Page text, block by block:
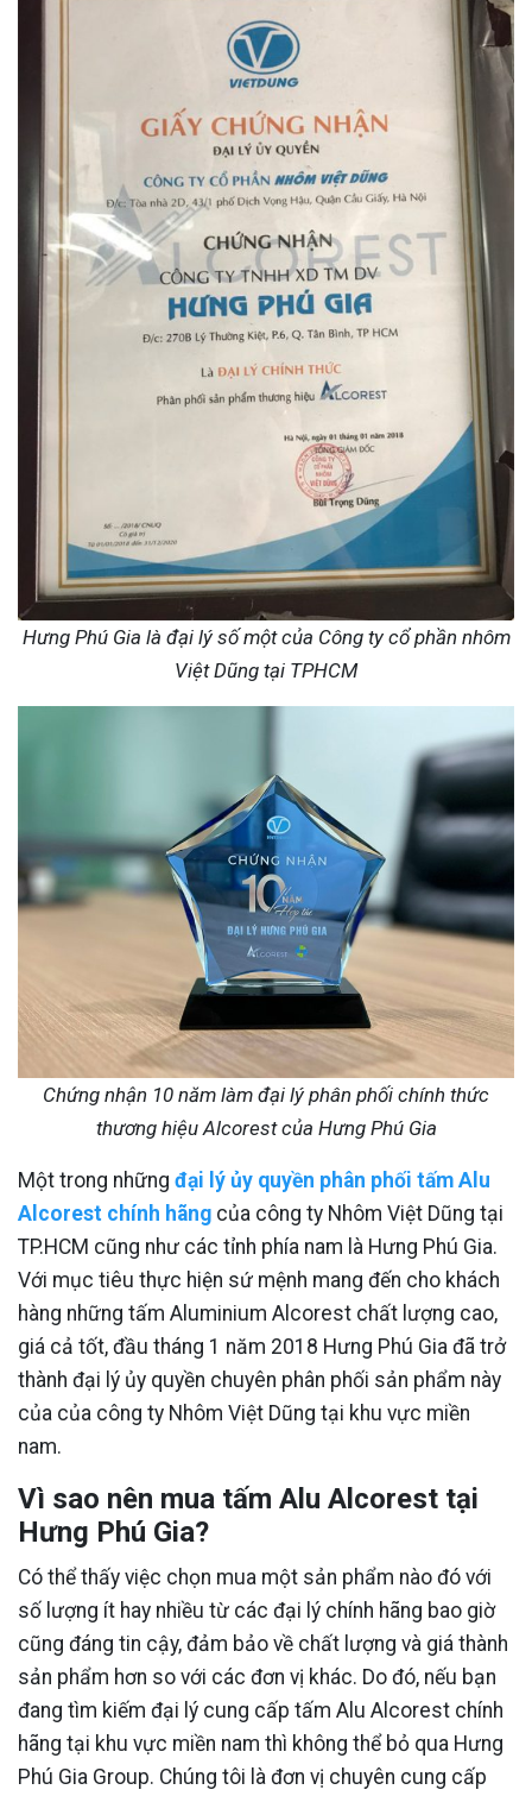
Hưng Phú Gia là đại lý số một của Công ty cổ phần nhôm
Việt Dũng tại TPHCM
Chứng nhận 10 năm làm đại lý phân phối chính thức
thương hiệu Alcorest của Hưng Phú Gia
Một trong những đại lý ủy quyền phân phối tấm Alu
Alcorest chính hãng của công ty Nhôm Việt Dũng tại
TP.HCM cũng như các tỉnh phía nam là Hưng Phú Gia.
Với mục tiêu thực hiện sứ mệnh mang đến cho khách
hàng những tấm Aluminium Alcorest chất lượng cao,
giá cả tốt, đầu tháng 1 năm 2018 Hưng Phú Gia đã trở
thành đại lý ủy quyền chuyên phân phối sản phẩm này
của của công ty Nhôm Việt Dũng tại khu vực miền
nam.
Vì sao nên mua tấm Alu Alcorest tại
Hưng Phú Gia?
Có thể thấy việc chọn mua một sản phẩm nào đó với
số lượng ít hay nhiều từ các đại lý chính hãng bao giờ
cũng đáng tin cậy, đảm bảo về chất lượng và giá thành
sản phẩm hơn so với các đơn vị khác. Do đó, nếu bạn
đang tìm kiếm đại lý cung cấp tấm Alu Alcorest chính
hãng tại khu vực miền nam thì không thể bỏ qua Hưng
Phú Gia Group. Chúng tôi là đơn vị chuyên cung cấp